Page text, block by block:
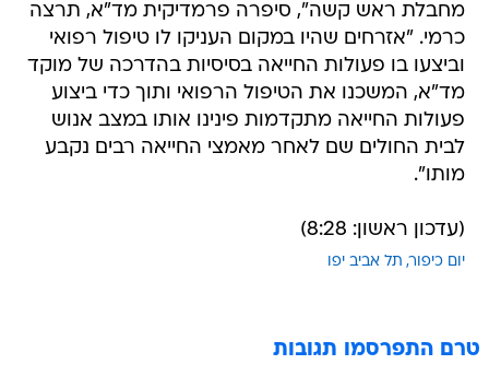
מחבלת ראש קשה", סיפרה פרמדיקית מד"א, תרצה
כרמי. "אזרחים שהיו במקום העניקו לו טיפול רפואי
וביצעו בו פעולות החייאה בסיסיות בהדרכה של מוקד
מד"א, המשכנו את הטיפול הרפואי ותוך כדי ביצוע
פעולות החייאה מתקדמות פינינו אותו במצב אנוש
לבית החולים שם לאחר מאמצי החייאה רבים נקבע
מותו".
(עדכון ראשון: 8:28)
יום כיפור תל אביב יפו
טרם התפרסמו תגובות